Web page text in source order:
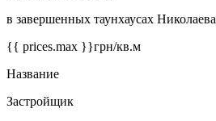
в завершенных таунхаусах Николаева
{{ prices.max }}грн/кв.м
Название
Застройщик